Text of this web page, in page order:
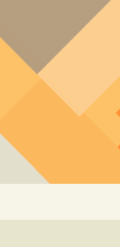
springen